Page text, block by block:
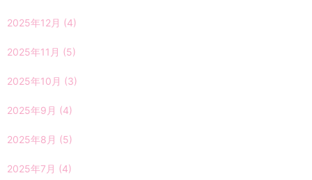
2025年12月 (4)
2025年11月 (5)
2025年10月 (3)
2025年9月 (4)
2025年8月 (5)
2025年7月 (4)